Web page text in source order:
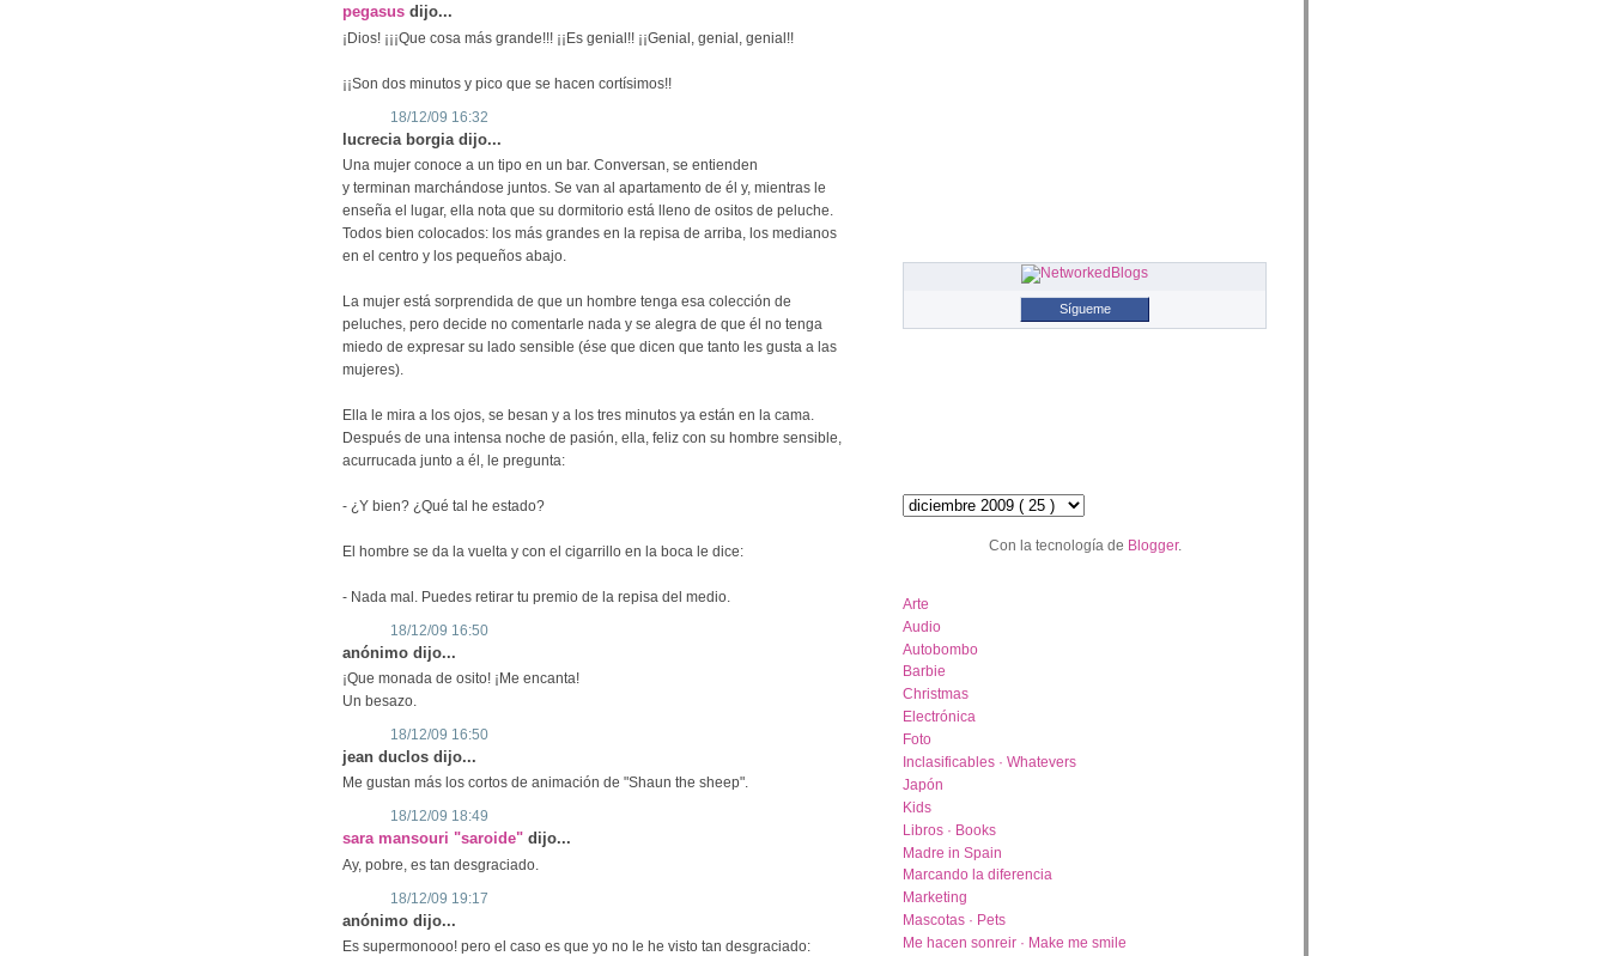
pegasus dijo...
¡Dios! ¡¡¡Que cosa más grande!!! ¡¡Es genial!! ¡¡Genial, genial, genial!!
¡¡Son dos minutos y pico que se hacen cortísimos!!
18/12/09 16:32
lucrecia borgia dijo...
Una mujer conoce a un tipo en un bar. Conversan, se entienden
y terminan marchándose juntos. Se van al apartamento de él y, mientras le
enseña el lugar, ella nota que su dormitorio está lleno de ositos de peluche.
Todos bien colocados: los más grandes en la repisa de arriba, los medianos
en el centro y los pequeños abajo.
La mujer está sorprendida de que un hombre tenga esa colección de
peluches, pero decide no comentarle nada y se alegra de que él no tenga
miedo de expresar su lado sensible (ése que dicen que tanto les gusta a las
mujeres).
Ella le mira a los ojos, se besan y a los tres minutos ya están en la cama.
Después de una intensa noche de pasión, ella, feliz con su hombre sensible,
acurrucada junto a él, le pregunta:
- ¿Y bien? ¿Qué tal he estado?
El hombre se da la vuelta y con el cigarrillo en la boca le dice:
- Nada mal. Puedes retirar tu premio de la repisa del medio.
18/12/09 16:50
anónimo dijo...
¡Que monada de osito! ¡Me encanta!
Un besazo.
18/12/09 16:50
jean duclos dijo...
Me gustan más los cortos de animación de "Shaun the sheep".
18/12/09 18:49
sara mansouri "saroide" dijo...
Ay, pobre, es tan desgraciado.
18/12/09 19:17
anónimo dijo...
Es supermonooo! pero el caso es que yo no le he visto tan desgraciado:
Sígueme
Con la tecnología de Blogger.
Arte
Audio
Autobombo
Barbie
Christmas
Electrónica
Foto
Inclasificables · Whatevers
Japón
Kids
Libros · Books
Madre in Spain
Marcando la diferencia
Marketing
Mascotas · Pets
Me hacen sonreir · Make me smile